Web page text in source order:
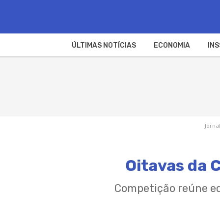
ÚLTIMAS NOTÍCIAS ECONOMIA
Oitavas da
Competição reúne